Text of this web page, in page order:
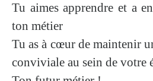
Tu aimes apprendre et a
ton métier
Tu as à cœur de maintenir
conviviale au sein de votre